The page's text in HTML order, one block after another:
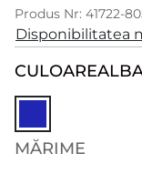
Produs Nr: 41722-
Disponibilitatea
CULOARE
MĂRIME